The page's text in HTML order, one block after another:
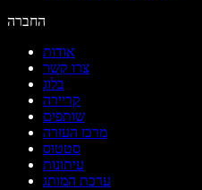
החברה
אודות
צרו קשר
בלוג
קריירה
שותפים
מרכז העזרה
סטטוס
עיתונות
ערכת המותג